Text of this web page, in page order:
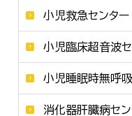
小児救急センター
小児臨床超音波
小児睡眠時無呼
消化器肝臓病セン